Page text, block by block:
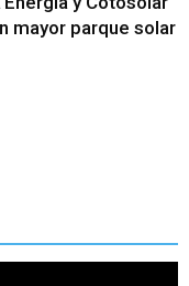
mayor parque solar